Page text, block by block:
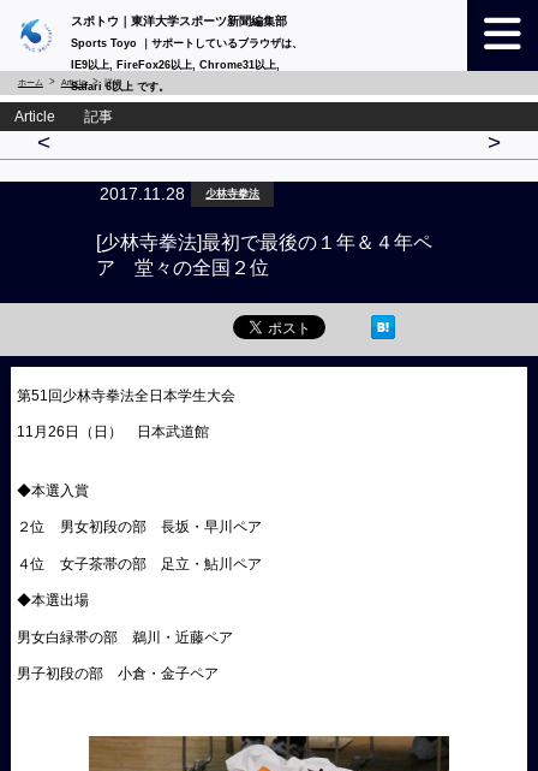
スポトウ｜東洋大学スポーツ新聞編集部
Sports Toyo ｜サポートしているブラウザは、
IE9以上, FireFox26以上, Chrome31以上,
Safari 6以上 です。
ホーム Article 詳細
Article 記事
< >
2017.11.28 少林寺拳法
[少林寺拳法]最初で最後の１年＆４年ペ
ア 堂々の全国２位
第51回少林寺拳法全日本学生大会
11月26日（日） 日本武道館
◆本選入賞
２位 男女初段の部 長坂・早川ペア
４位 女子茶帯の部 足立・鮎川ペア
◆本選出場
男女白緑帯の部 鵜川・近藤ペア
男子初段の部 小倉・金子ペア